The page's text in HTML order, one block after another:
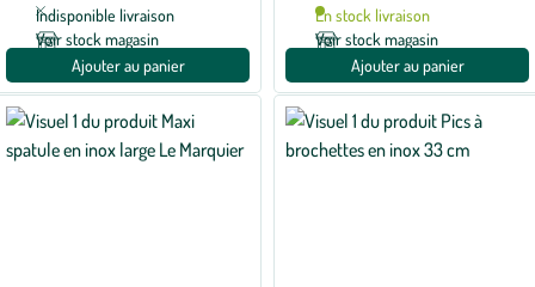
Indisponible livraison
Voir stock magasin
Ajouter au panier
En stock livraison
Voir stock magasin
Ajouter au panier